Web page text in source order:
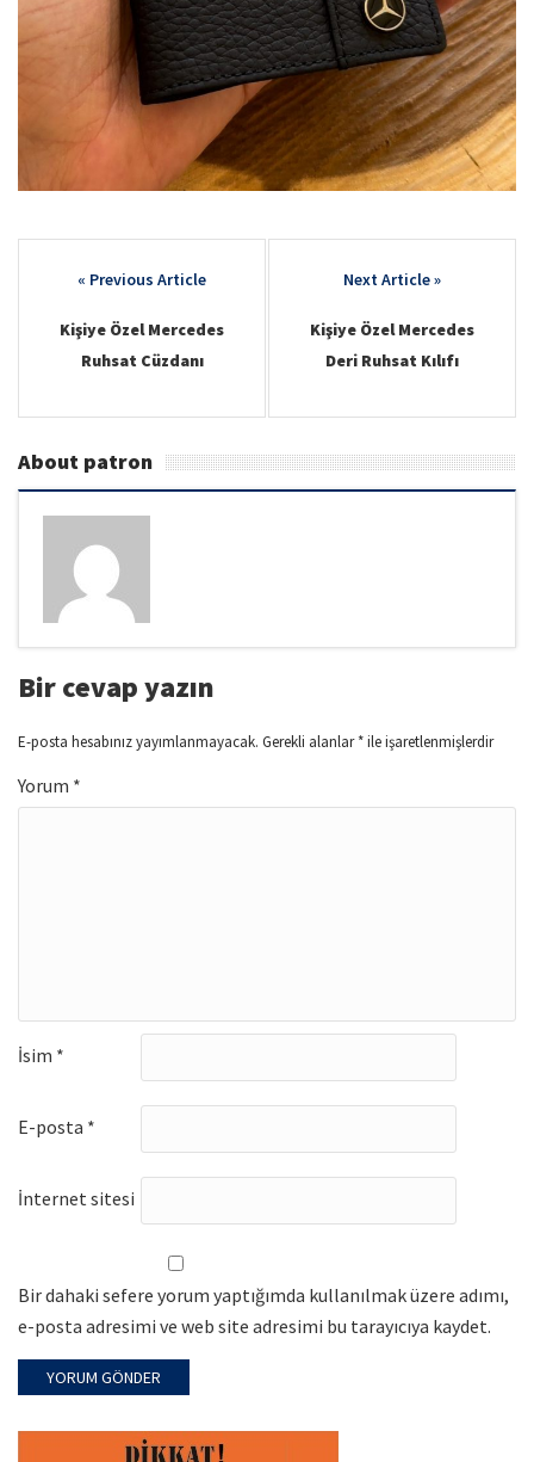
navigation
Kişiye Özel Mercedes
Ruhsat Cüzdanı
Kişiye Özel Mercedes
Deri Ruhsat Kılıfı
About patron
Bir cevap yazın
E-posta hesabınız yayımlanmayacak. Gerekli alanlar*ile işaretlenmişlerdir
Yorum *
İsim *
E-posta *
İnternet sitesi
Bir dahaki sefere yorum yaptığımda kullanılmak üzere adımı,
e-posta adresimi ve web site adresimi bu tarayıcıya kaydet.